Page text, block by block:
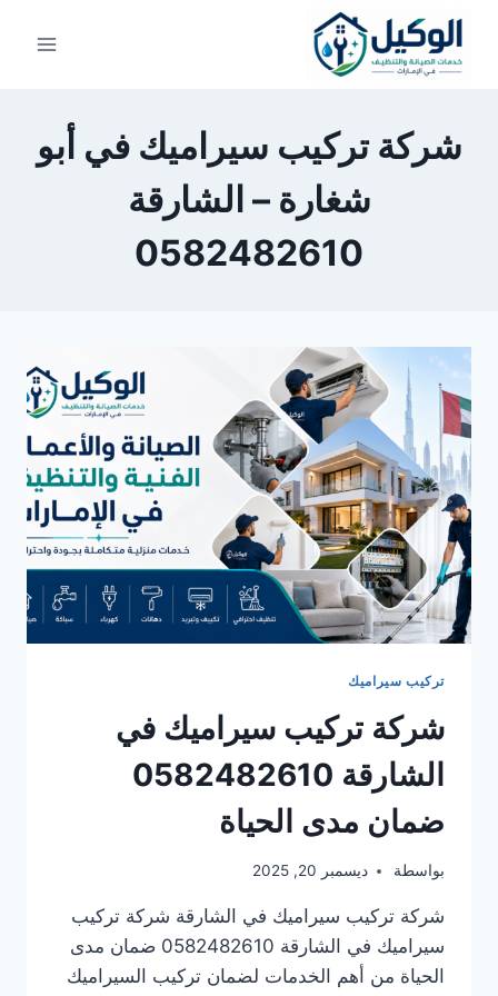
التجاوز
المحتوى
شركة تركيب سيراميك في أبو
شغارة – الشارقة
0582482610
تركيب سيراميك
شركة تركيب سيراميك في
الشارقة 0582482610
ضمان مدى الحياة
بواسطة ديسمبر 20, 2025
شركة تركيب سيراميك في الشارقة شركة تركيب
سيراميك في الشارقة 0582482610 ضمان مدى
الحياة من أهم الخدمات لضمان تركيب السيراميك